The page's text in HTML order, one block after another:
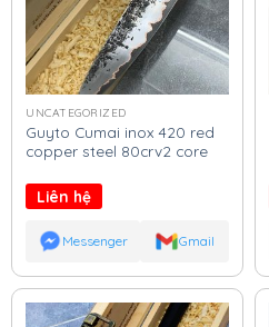
UNCATEGORIZED
Guyto Cumai inox 420 red
copper steel 80crv2 core
Liên hệ
Messenger Gmail